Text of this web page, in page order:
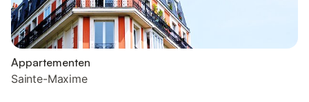
Appartementen
Sainte-Maxime